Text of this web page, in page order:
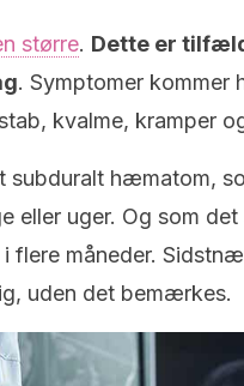
større. Dette er
. Symptomer kommer
kvalme, kramper
subduralt hæmatom,
eller uger. Og som
flere måneder.
uden det bemærkes.